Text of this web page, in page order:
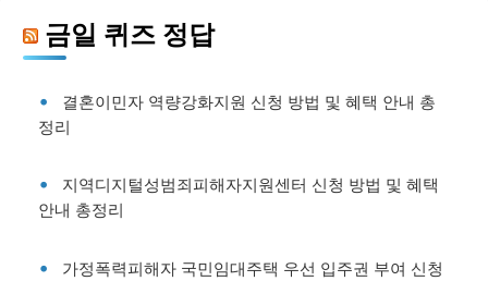
금일 퀴즈 정답
결혼이민자 역량강화지원 신청 방법 및 혜택 안내 총
정리
지역디지털성범죄피해자지원센터 신청 방법 및 혜택
안내 총정리
가정폭력피해자 국민임대주택 우선 입주권 부여 신청